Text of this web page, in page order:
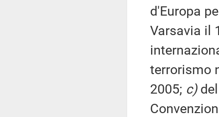
d'Europa
Varsavia il
terrorismo
2005; c)del